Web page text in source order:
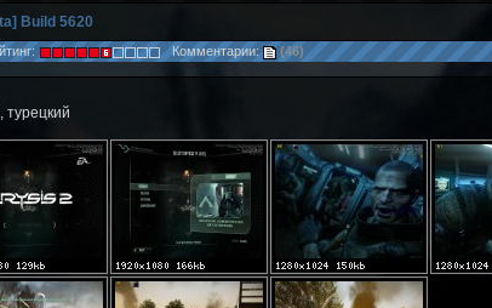
Build 5620
Комментарии: (46)
турецкий